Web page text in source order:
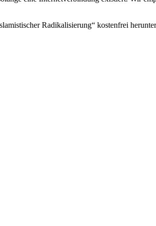
Radikalisierung“ kostenfrei